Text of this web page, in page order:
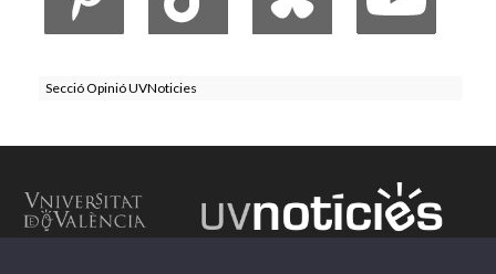
Secció Opinió UVNoticies